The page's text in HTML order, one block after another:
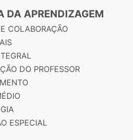
DA APRENDIZAGEM
COLABORAÇÃO
DO PROFESSOR
ESPECIAL